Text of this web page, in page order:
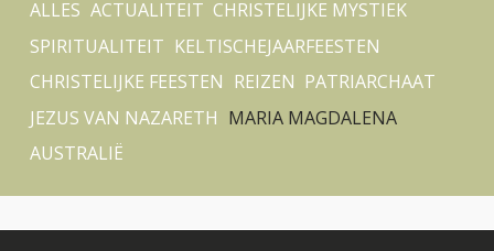
ALLES ACTUALITEIT CHRISTELIJKE MYSTIEK
SPIRITUALITEIT KELTISCHEJAARFEESTEN
CHRISTELIJKE FEESTEN REIZEN PATRIARCHAAT
JEZUS VAN NAZARETH MARIA MAGDALENA
AUSTRALIË